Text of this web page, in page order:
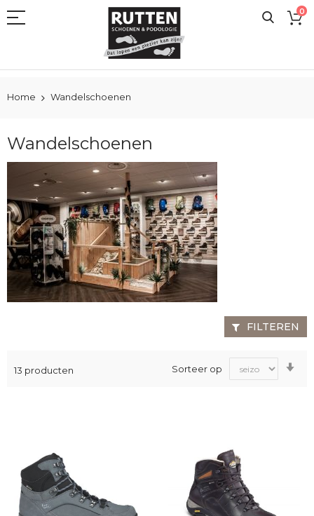
naar
0
Home Wandelschoenen
Wandelschoenen
13 producten Sorteer op
FILTEREN